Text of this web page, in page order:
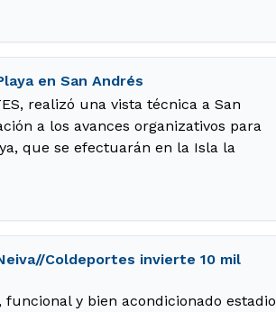
en San Andrés
realizó una vista técnica a San
a los avances organizativos para
que se efectuarán en la Isla la
Coldeportes invierte 10 mil
y bien acondicionado estadio